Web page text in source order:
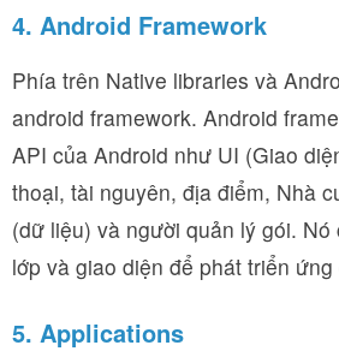
4. Android Framework
Phía trên Native libraries và
android framework. Android
API của Android như UI (Giao
thoại, tài nguyên, địa điểm, Nhà
(dữ liệu) và người quản lý gói. Nó
lớp và giao diện để phát triển
5. Applications